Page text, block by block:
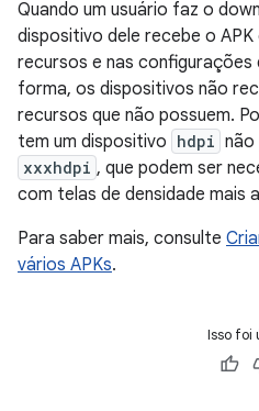
Quando um usuário faz o
dispositivo dele recebe o
recursos e nas
forma, os dispositivos não
recursos que não possuem.
tem um dispositivo hdpi não
xxxhdpi , que podem ser
com telas de densidade mais
Para saber mais, consulte
vários APKs.
Isso foi